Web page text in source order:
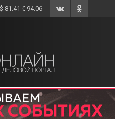
$ 81.41 € 94.06